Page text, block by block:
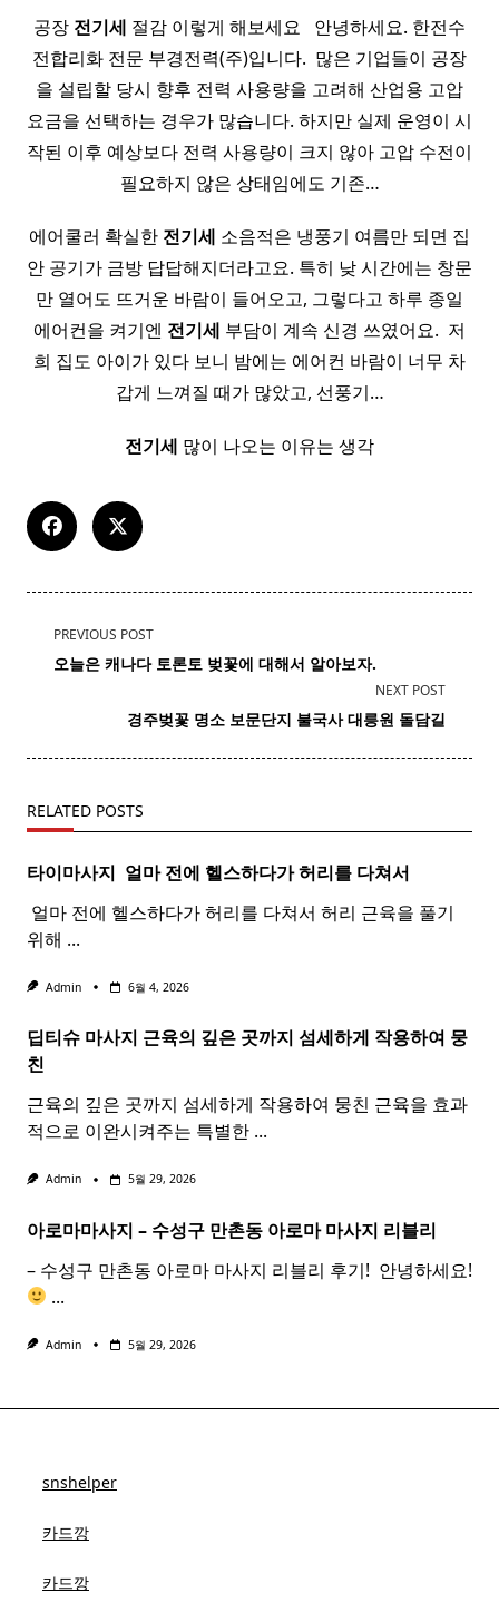
공장 전기세 절감 이렇게 해보세요 ​ ​ 안녕하세요. 한전수
전합리화 전문 부경전력(주)입니다. ​ 많은 기업들이 공장
을 설립할 당시 향후 전력 사용량을 고려해 산업용 고압
요금을 선택하는 경우가 많습니다. 하지만 실제 운영이 시
작된 이후 예상보다 전력 사용량이 크지 않아 고압 수전이
필요하지 않은 상태임에도 기존…
에어쿨러 확실한 전기세 소음적은 냉풍기 여름만 되면 집
안 공기가 금방 답답해지더라고요. 특히 낮 시간에는 창문
만 열어도 뜨거운 바람이 들어오고, 그렇다고 하루 종일
에어컨을 켜기엔 전기세 부담이 계속 신경 쓰였어요. ​ 저
희 집도 아이가 있다 보니 밤에는 에어컨 바람이 너무 차
갑게 느껴질 때가 많았고, 선풍기…
전기세 많이 나오는 이유는 생각
<span
class="nav-
text">Page</span>
PREVIOUS POST
오늘은 캐나다 토론토 벚꽃에 대해서 알아보자.
NEXT POST
경주벚꽃 명소 보문단지 불국사 대릉원 돌담길
RELATED POSTS
타이마사지 ​ 얼마 전에 헬스하다가 허리를 다쳐서
​ 얼마 전에 헬스하다가 허리를 다쳐서 허리 근육을 풀기
위해 ...
Admin 6월 4, 2026
딥티슈 마사지 근육의 깊은 곳까지 섬세하게 작용하여 뭉
친
근육의 깊은 곳까지 섬세하게 작용하여 뭉친 근육을 효과
적으로 이완시켜주는 특별한 ...
Admin 5월 29, 2026
아로마마사지 – 수성구 만촌동 아로마 마사지 리블리
– 수성구 만촌동 아로마 마사지 리블리 후기! ​ 안녕하세요!
...
Admin 5월 29, 2026
snshelper
카드깡
카드깡